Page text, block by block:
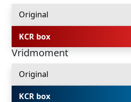
Original
KCR box
Vridmoment
Original
KCR box